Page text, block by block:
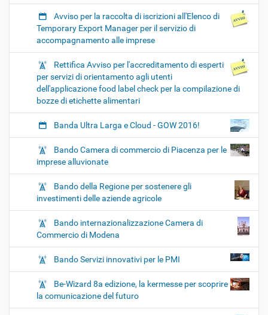
Avviso per la raccolta di iscrizioni all'Elenco di
Temporary Export Manager per il servizio di
accompagnamento alle imprese
Rettifica Avviso per l'accreditamento di esperti
per servizi di orientamento agli utenti
dell'applicazione food label check per la compilazione di
bozze di etichette alimentari
Banda Ultra Larga e Cloud - GOW 2016!
Bando Camera di commercio di Piacenza per le
imprese alluvionate
Bando della Regione per sostenere gli
investimenti delle aziende agricole
Bando internazionalizzazione Camera di
Commercio di Modena
Bando Servizi innovativi per le PMI
Be-Wizard 8a edizione, la kermesse per scoprire
la comunicazione del futuro